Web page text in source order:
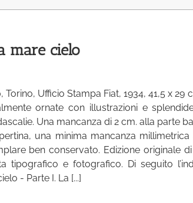
mare cielo
Torino, Ufficio Stampa Fiat, 1934, 41,5 x 29
ornate con illustrazioni e
Una mancanza di 2 cm. alla parte
una minima mancanza
ben conservato. Edizione originale
tipografico e fotografico. Di seguito
- Parte I. La [...]